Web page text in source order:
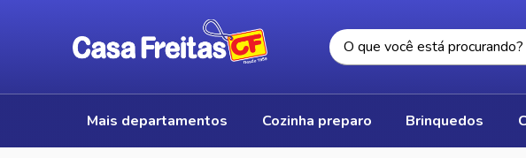
mais departamentos cozinha preparo brinquedos